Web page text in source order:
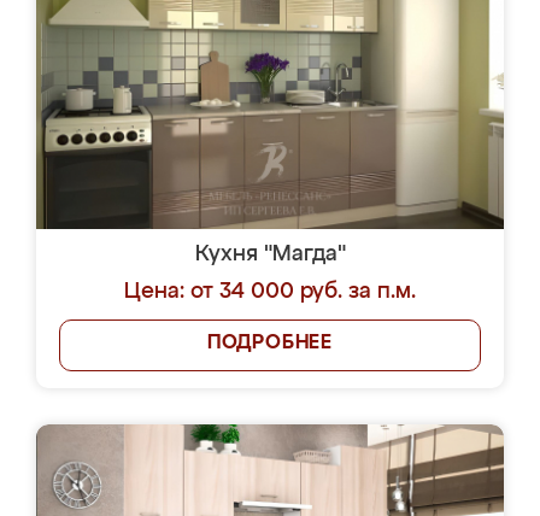
Кухня "Магда"
Цена: от 34 000 руб. за п.м.
ПОДРОБНЕЕ